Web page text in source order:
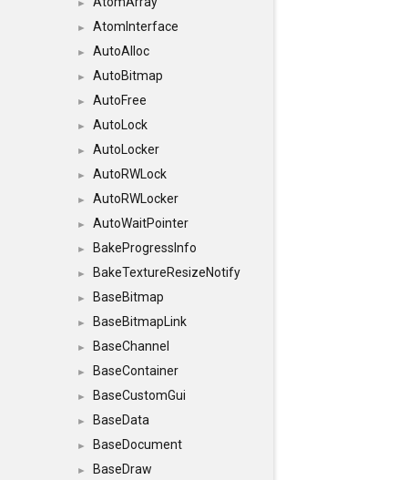
►
► AtomInterface
► AutoAlloc
► AutoBitmap
► AutoFree
► AutoLock
► AutoLocker
► AutoRWLock
► AutoRWLocker
► AutoWaitPointer
► BakeProgressInfo
► BakeTextureResizeNotify
► BaseBitmap
► BaseBitmapLink
► BaseChannel
► BaseContainer
► BaseCustomGui
► BaseData
► BaseDocument
► BaseDraw